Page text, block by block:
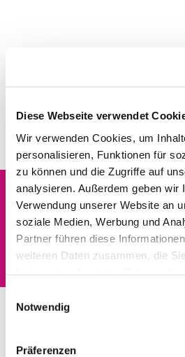
Diese Webseite verwendet
Wir verwenden Cookies, um
personalisieren, Funktionen für
zu können und die Zugriffe auf
analysieren. Außerdem geben wir
Verwendung unserer Website an
soziale Medien, Werbung und
Partner führen diese
weiteren Daten zusammen, die
Notwendig
Präferenzen
Dies könnte